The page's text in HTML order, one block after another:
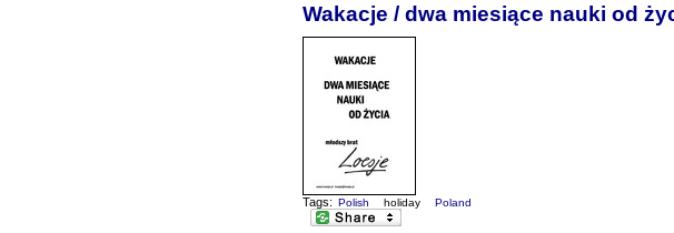
Wakacje / dwa miesiące nauki od
Tags: Polish holiday Poland